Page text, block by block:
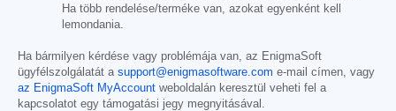
Ha több rendelése/terméke van, azokat egyenként kell
lemondania.
Ha bármilyen kérdése vagy problémája van, az EnigmaSoft
ügyfélszolgálatát a support@enigmasoftware.com e-mail címen, vagy
az EnigmaSoft MyAccount weboldalán keresztül veheti fel a
kapcsolatot egy támogatási jegy megnyitásával.